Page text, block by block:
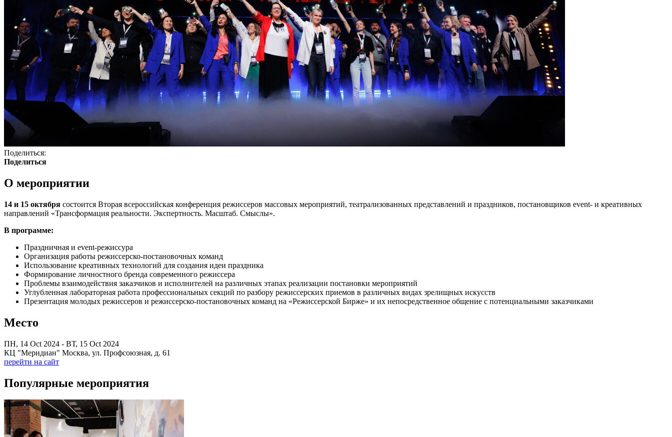
Поделиться:
Поделиться
О мероприятии
14 и 15 октября состоится Вторая всероссийская конференция режиссеров массовых мероприятий, театрализованных представлений и праздников, постановщиков event- и креативных
направлений «Трансформация реальности. Экспертность. Масштаб. Смыслы».
В программе:
Праздничная и event-режиссура
Организация работы режиссерско-постановочных команд
Использование креативных технологий для создания идеи праздника
Формирование личностного бренда современного режиссера
Проблемы взаимодействия заказчиков и исполнителей на различных этапах реализации постановки мероприятий
Углубленная лабораторная работа профессиональных секций по разбору режиссерских приемов в различных видах зрелищных искусств
Презентация молодых режиссеров и режиссерско-постановочных команд на «Режиссерской Бирже» и их непосредственное общение с потенциальными заказчиками
Место
ПН, 14 Oct 2024 - ВТ, 15 Oct 2024
КЦ "Меридиан" Москва, ул. Профсоюзная, д. 61
перейти на сайт
Популярные мероприятия